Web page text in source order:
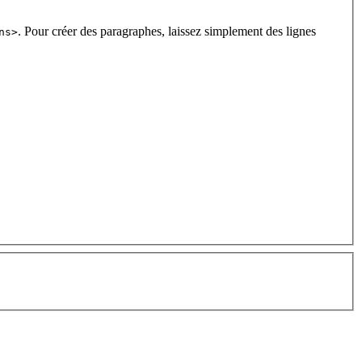
. Pour créer des paragraphes, laissez simplement des lignes